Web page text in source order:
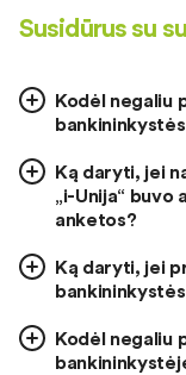
Susidūrus su
Kodėl negaliu
bankininkystės
Ką daryti, jei
„i-Unija“
anketos?
Ką daryti, jei
Kodėl negaliu